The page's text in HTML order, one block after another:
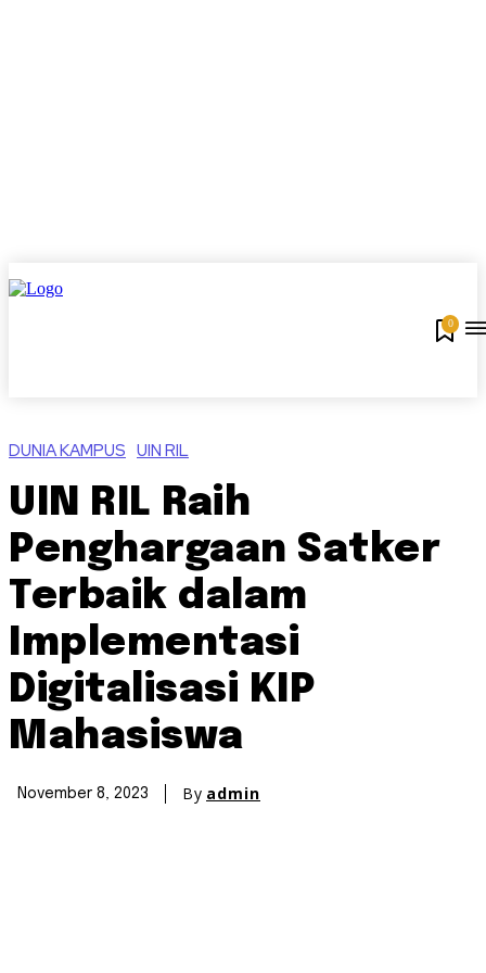
0
DUNIA KAMPUS UIN RIL
UIN RIL Raih
Penghargaan Satker
Terbaik dalam
Implementasi
Digitalisasi KIP
Mahasiswa
November 8, 2023 By admin